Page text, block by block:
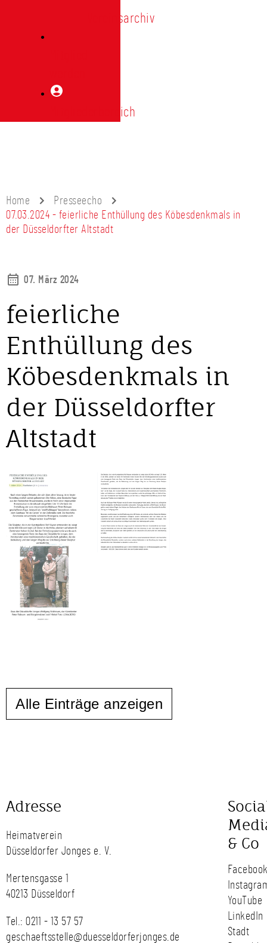
Vereinsarchiv
Mitgliederbereich
Home
Presseecho
07.03.2024 - feierliche Enthüllung des Köbesdenkmals in
der Düsseldorfter Altstadt
07. März 2024
feierliche
Enthüllung des
Köbesdenkmals in
der Düsseldorfter
Altstadt
Alle Einträge anzeigen
Adresse
Heimatverein
Düsseldorfer Jonges e. V.
Mertensgasse 1
40213 Düsseldorf
Tel.: 0211 - 13 57 57
geschaeftsstelle@duesseldorferjonges.de
& Co
YouTube
LinkedIn
Stadt